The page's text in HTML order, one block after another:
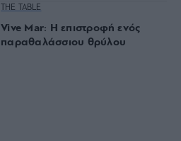
THE TABLE
Vive Mar: Η επιστροφή ενός
παραθαλάσσιου θρύλου